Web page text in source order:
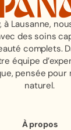
à Lausanne,
des soins
complets.
équipe
pensée
naturel.
À propos